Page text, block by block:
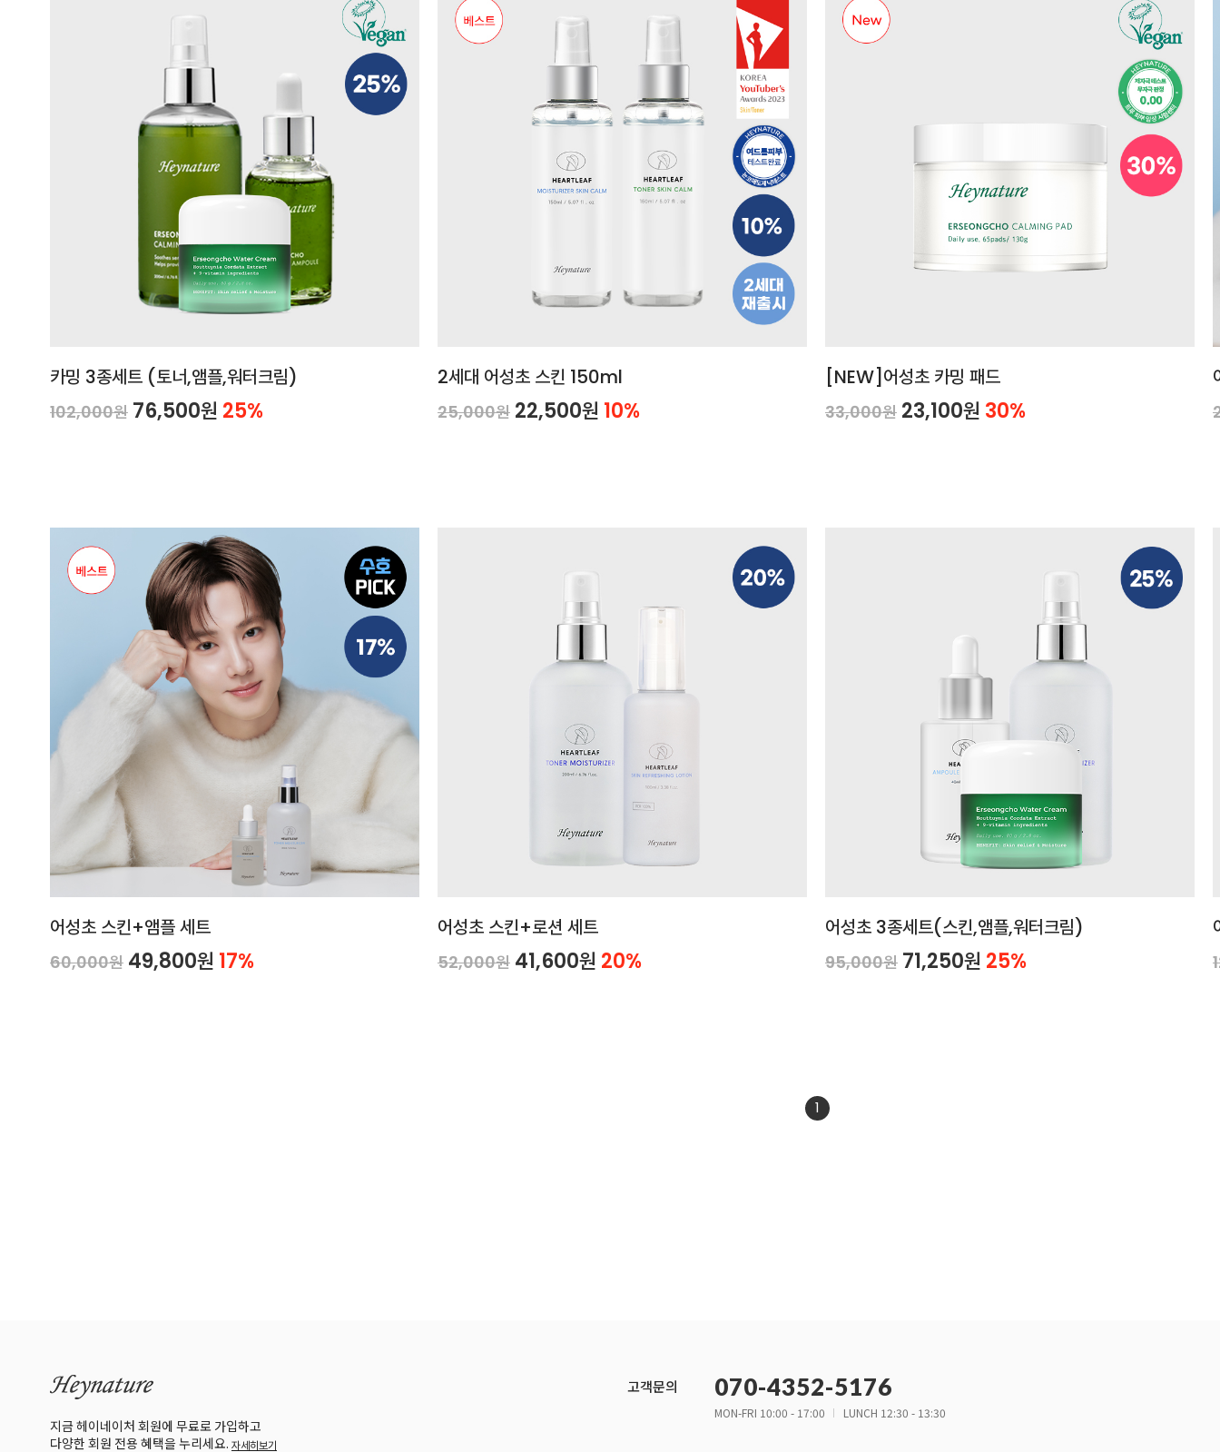
카밍 3종세트 (토너,앰플,워터크림)
102,000원 76,500원 25%
2세대 어성초 스킨 150ml
25,000원 22,500원 10%
[NEW]어성초 카밍 패드
33,000원 23,100원 30%
어성초 스킨+앰플 세트
60,000원 49,800원 17%
어성초 스킨+로션 세트
52,000원 41,600원 20%
어성초 3종세트(스킨,앰플,워터크림)
95,000원 71,250원 25%
1
지금 헤이네이처 회원에 무료로 가입하고
다양한 회원 전용 혜택을 누리세요. 자세히보기
고객문의 070-4352-5176
MON-FRI 10:00 - 17:00 LUNCH 12:30 - 13:30